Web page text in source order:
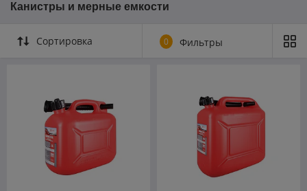
Канистры и мерные емкости
Сортировка 0 Фильтры